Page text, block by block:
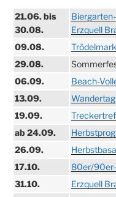
21.06. bis
30.08.
Erzquell
09.08.
29.08.
06.09.
Beach-
13.09.
Wandertag
19.09.
ab 24.09.
26.09.
17.10.
80er/
31.10.
Erzquell